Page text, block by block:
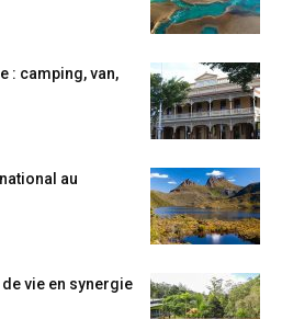
: camping, van,
au
vie en synergie